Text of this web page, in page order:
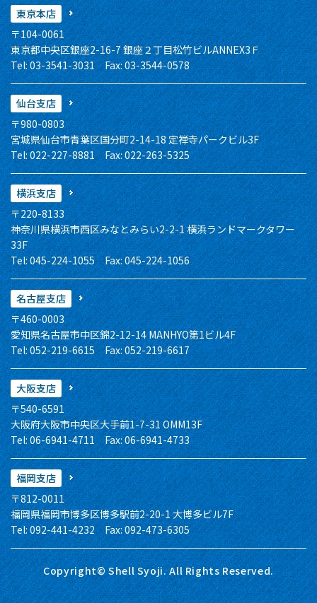
東京本店
〒104-0061
東京都中央区銀座2-16-7 銀座２丁目松竹ビルANNEX3Ｆ
Tel: 03-3541-3031 Fax: 03-3544-0578
仙台支店
〒980-0803
宮城県仙台市青葉区国分町2-14-18 定禅寺パークビル3F
Tel: 022-227-8881 Fax: 022-263-5325
横浜支店
〒220-8133
神奈川県横浜市西区みなとみらい2-2-1 横浜ランドマークタワー
33F
Tel: 045-224-1055 Fax: 045-224-1056
名古屋支店
〒460-0003
愛知県名古屋市中区錦2-12-14 MANHYO第1ビル4F
Tel: 052-219-6615 Fax: 052-219-6617
大阪支店
〒540-6591
大阪府大阪市中央区大手前1-7-31 OMM13F
Tel: 06-6941-4711 Fax: 06-6941-4733
福岡支店
〒812-0011
福岡県福岡市博多区博多駅前2-20-1 大博多ビル7F
Tel: 092-441-4232 Fax: 092-473-6305
Copyright© Shell Syoji. All Rights Reserved.